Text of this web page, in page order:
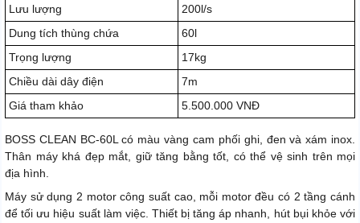
Lưu lượng
200l/s
Dung tích thùng chứa
60l
Trọng lượng
17kg
Chiều dài dây điện
7m
Giá tham khảo
5.500.000 VNĐ
BOSS CLEAN BC-60L có màu vàng cam phối ghi, đen và xám inox.
Thân máy khá đẹp mắt, giữ tăng bằng tốt, có thể vệ sinh trên mọi
địa hình.
Máy sử dụng 2 motor công suất cao, mỗi motor đều có 2 tầng cánh
để tối ưu hiệu suất làm việc. Thiết bị tăng áp nhanh, hút bụi khỏe với